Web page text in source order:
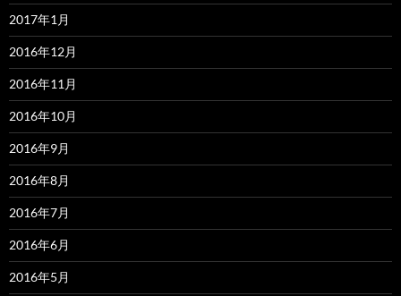
2017年1月
2016年12月
2016年11月
2016年10月
2016年9月
2016年8月
2016年7月
2016年6月
2016年5月